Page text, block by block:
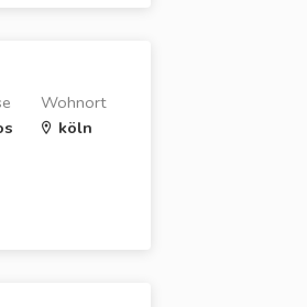
Wohnort
köln